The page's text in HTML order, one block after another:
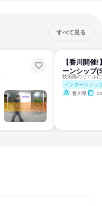
すべて見る
【香川開催
ーンシップ
インターンシッ
香川県